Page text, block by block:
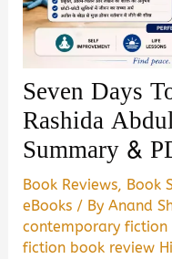
Seven Days
Rashida
Summary &
Book Reviews, Book
eBooks / ByAnand
contemporary fiction
fiction book review